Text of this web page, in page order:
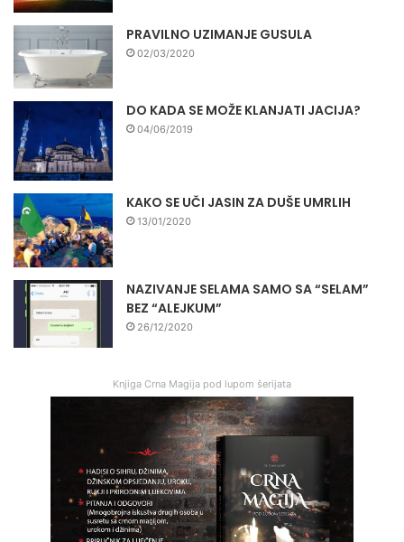
PRAVILNO UZIMANJE GUSULA
02/03/2020
DO KADA SE MOŽE KLANJATI JACIJA?
04/06/2019
KAKO SE UČI JASIN ZA DUŠE UMRLIH
13/01/2020
NAZIVANJE SELAMA SAMO SA “SELAM”
BEZ “ALEJKUM”
26/12/2020
Knjiga Crna Magija pod lupom šerijata